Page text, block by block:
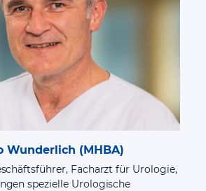
Wunderlich (MHBA)
Facharzt für Urologie,
spezielle Urologische